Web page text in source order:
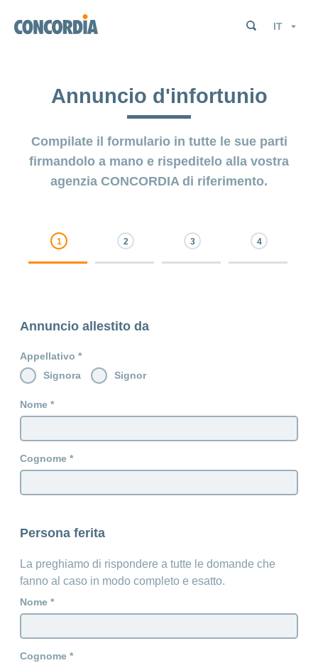
Lingua
CercaCerca
Cerca
Cerca
Cerca
Annuncio d'infortunio
Compilate il formulario in tutte le sue parti
firmandolo a mano e rispeditelo alla vostra
agenzia CONCORDIA di riferimento.
Annuncio allestito da
Appellativo
Signora
Signor
Nome
Cognome
Persona ferita
La preghiamo di rispondere a tutte le domande che
fanno al caso in modo completo e esatto.
Nome
Cognome